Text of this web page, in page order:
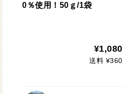
0％使用！50ｇ/1袋
¥1,080
送料 ¥360